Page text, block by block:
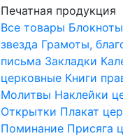
Печатная продукция
Все товары Блокноты
звезда Грамоты,
письма Закладки
церковные Книги
Молитвы Наклейки
Открытки Плакат
Поминание Присяга